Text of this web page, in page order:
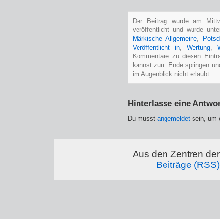
Der Beitrag wurde am
veröffentlicht und wurde
Märkische Allgemeine,
Veröffentlicht in, Wertung,
Kommentare zu diesen
kannst zum Ende springen
im Augenblick nicht erlaubt.
Hinterlasse eine
Du musst angemeldet sein, um
Aus den Zentren
Beiträge (RSS)